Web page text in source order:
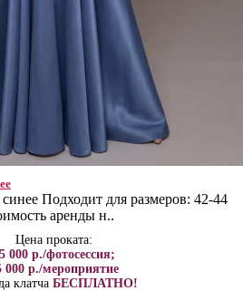
Подходит для размеров: 42-44
аренды н..
Цена проката:
000 р./фотосессия;
000 р./мероприятие
клатча БЕСПЛАТНО!